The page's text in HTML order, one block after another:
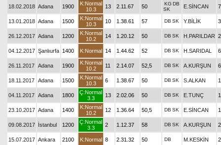
18.02.2018 Adana 1900
K:Normal
10.3
13 2.11.67 50 KG DB
SK
E.SİNCAN 7
13.01.2018 Adana 1500
K:Normal
10.3
10 1.38.61 57 DB SK Y.BİLİK 3
26.12.2017 Adana 1200
K:Normal
10.2
14 1.20.12 50 DB SK H.PARILDAR 2
04.12.2017 Şanlıurfa 1400 K:Normal 14 1.44.62 52 DB SK H.SARIDAL 6
26.11.2017 Adana 1900
K:Normal
10.2
11 2.14.07 52,5 DB SK A.KURŞUN 6
18.11.2017 Adana 1500
K:Normal
10.3
6 1.38.67 50 DB SK S.ALKAN 1
04.11.2017 Adana 1800
Ç:Normal
3.3
13 2.02.06 50 DB SK E.TUNÇ
23.10.2017 Adana 1400
K:Normal
10.2
12 1.36.64 50,5 DB SK E.SİNCAN 1
09.08.2017 İstanbul 1200
Ç:Normal
3.3
2 1.12.37 58 DB SK A.KURŞUN 2
15.07.2017 Ankara 2100 K:Normal 8 2.31.32 50 DB M.KESKİN 2